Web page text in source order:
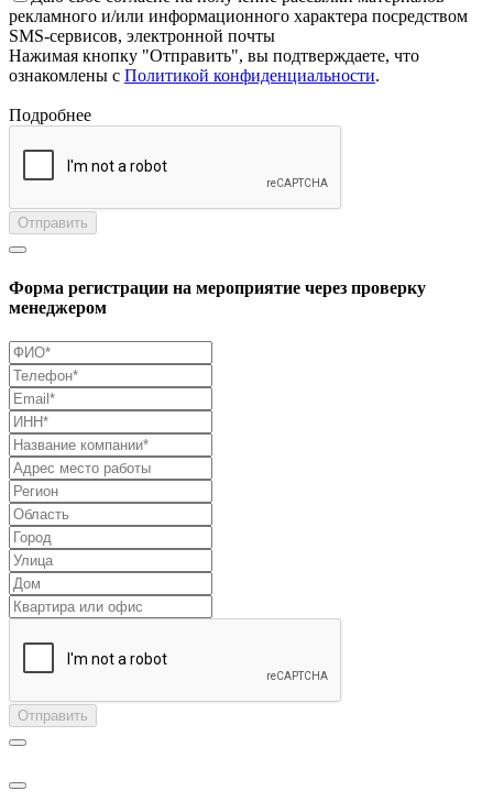
рекламного и/или информационного характера посредством
SMS-сервисов, электронной почты
Нажимая кнопку "Отправить", вы подтверждаете, что
ознакомлены с Политикой конфиденциальности.
Подробнее
Отправить
Форма регистрации на мероприятие через проверку
менеджером
Отправить